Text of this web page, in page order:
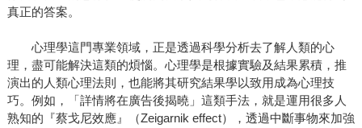
真正的答案。
心理學這門專業領域，正是透過科學分析去了解人類的心
理，盡可能解決這類的煩惱。心理學是根據實驗及結果累積，推
演出的人類心理法則，也能將其研究結果學以致用成為心理技
巧。例如，「詳情將在廣告後揭曉」這類手法，就是運用很多人
熟知的『蔡戈尼效應』（Zeigarnik effect），透過中斷事物來加強